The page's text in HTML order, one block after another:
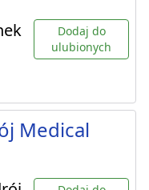
Dodaj do
ulubionych
Medical